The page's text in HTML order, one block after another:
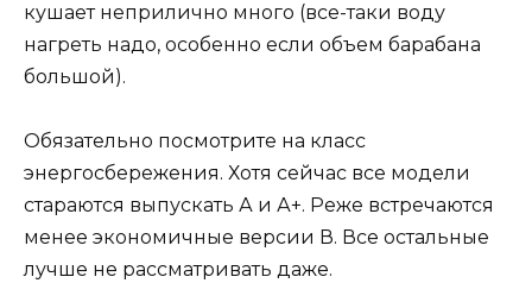
кушает неприлично много (все-таки воду
нагреть надо, особенно если объем барабана
большой).
Обязательно посмотрите на класс
энергосбережения. Хотя сейчас все модели
стараются выпускать А и А+. Реже встречаются
менее экономичные версии В. Все остальные
лучше не рассматривать даже.